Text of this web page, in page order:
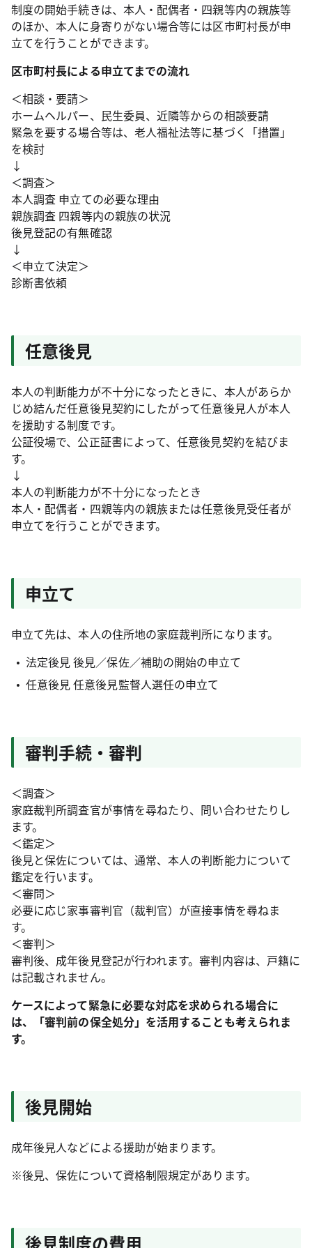
制度の開始手続きは、本人・配偶者・四親等内の親族等
のほか、本人に身寄りがない場合等には区市町村長が申
立てを行うことができます。
区市町村長による申立てまでの流れ
＜相談・要請＞
ホームヘルパー、民生委員、近隣等からの相談要請
緊急を要する場合等は、老人福祉法等に基づく「措置」
を検討
↓
＜調査＞
本人調査 申立ての必要な理由
親族調査 四親等内の親族の状況
後見登記の有無確認
↓
＜申立て決定＞
診断書依頼
任意後見
本人の判断能力が不十分になったときに、本人があらか
じめ結んだ任意後見契約にしたがって任意後見人が本人
を援助する制度です。
公証役場で、公正証書によって、任意後見契約を結びま
す。
↓
本人の判断能力が不十分になったとき
本人・配偶者・四親等内の親族または任意後見受任者が
申立てを行うことができます。
申立て
申立て先は、本人の住所地の家庭裁判所になります。
法定後見 後見／保佐／補助の開始の申立て
任意後見 任意後見監督人選任の申立て
審判手続・審判
＜調査＞
家庭裁判所調査官が事情を尋ねたり、問い合わせたりし
ます。
＜鑑定＞
後見と保佐については、通常、本人の判断能力について
鑑定を行います。
＜審問＞
必要に応じ家事審判官（裁判官）が直接事情を尋ねま
す。
＜審判＞
審判後、成年後見登記が行われます。審判内容は、戸籍に
は記載されません。
ケースによって緊急に必要な対応を求められる場合に
は、「審判前の保全処分」を活用することも考えられま
す。
後見開始
成年後見人などによる援助が始まります。
※後見、保佐について資格制限規定があります。
後見制度の費用